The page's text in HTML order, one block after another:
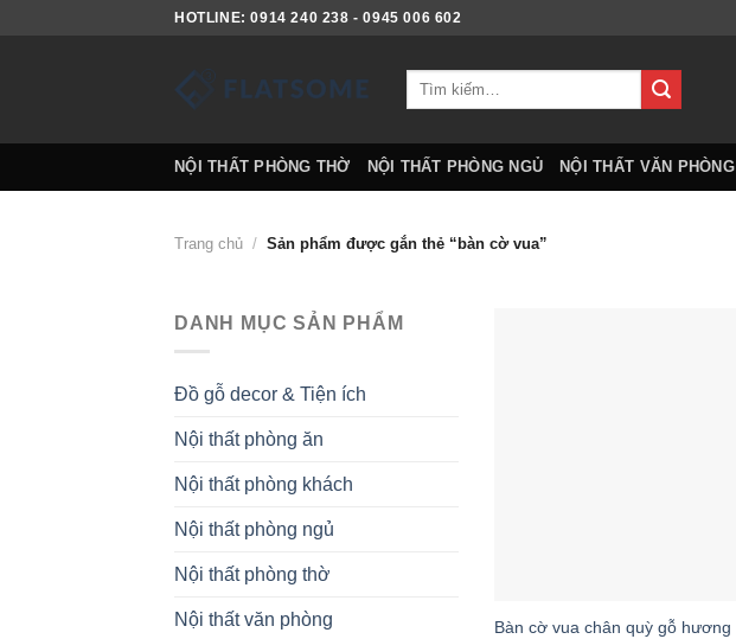
HOTLINE: 0914 240 238 - 0945 006 602
Tìm
NỘI THẤT PHÒNG THỜ NỘI THẤT PHÒNG NGỦ NỘI THẤT VĂN PHÒNG
Trang chủ / Sản phẩm được gắn thẻ “bàn cờ vua”
DANH MỤC SẢN PHẨM
Đồ gỗ decor & Tiện ích
Nội thất phòng ăn
Nội thất phòng khách
Nội thất phòng ngủ
Nội thất phòng thờ
Nội thất văn phòng
Bàn cờ vua chân quỳ gỗ hương